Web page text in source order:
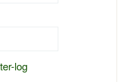
log